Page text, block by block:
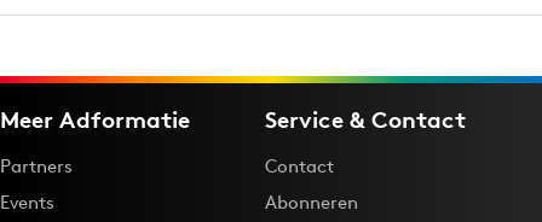
Meer Adformatie
Partners
Events
Service & Contact
Contact
Abonneren